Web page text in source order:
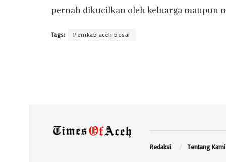
pernah dikucilkan oleh keluarga maupun
Tags: Pemkab aceh besar
Redaksi Tentang Kami